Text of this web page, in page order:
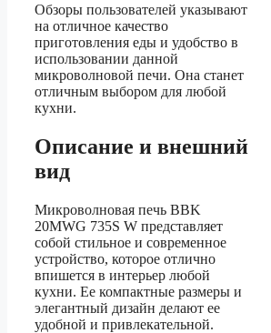
Обзоры пользователей указывают
на отличное качество
приготовления еды и удобство в
использовании данной
микроволновой печи. Она станет
отличным выбором для любой
кухни.
Описание и внешний
вид
Микроволновая печь BBK
20MWG 735S W представляет
собой стильное и современное
устройство, которое отлично
впишется в интерьер любой
кухни. Ее компактные размеры и
элегантный дизайн делают ее
удобной и привлекательной.